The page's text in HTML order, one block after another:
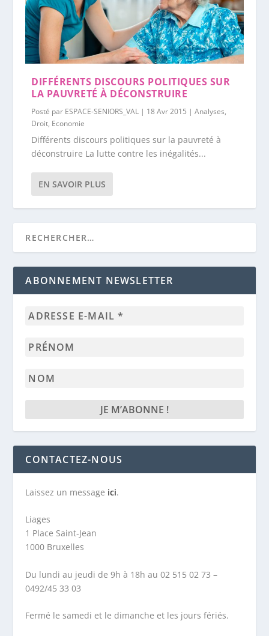
DIFFÉRENTS DISCOURS POLITIQUES SUR
LA PAUVRETÉ À DÉCONSTRUIRE
Posté par ESPACE-SENIORS_VAL | 18 Avr 2015 |Analyses,
Droit, Economie
Différents discours politiques sur la pauvreté à
déconstruire La lutte contre les inégalités...
EN SAVOIR PLUS
ABONNEMENT NEWSLETTER
Adresse
*
Prénom
Nom
CONTACTEZ-NOUS
Laissez un message ici.
Liages
1 Place Saint-Jean
1000 Bruxelles
Du lundi au jeudi de 9h à 18h au 02 515 02 73 –
0492/45 33 03
Fermé le samedi et le dimanche et les jours fériés.